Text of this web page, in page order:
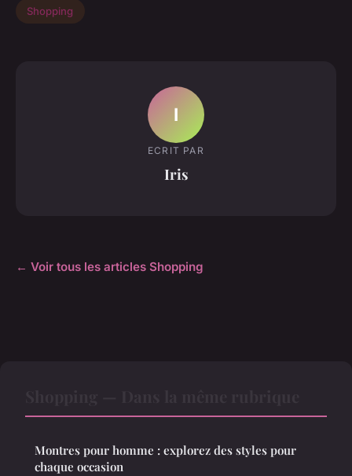
Shopping
I
ECRIT PAR
Iris
← Voir tous les articles Shopping
Montres pour homme : explorez des styles pour
chaque occasion